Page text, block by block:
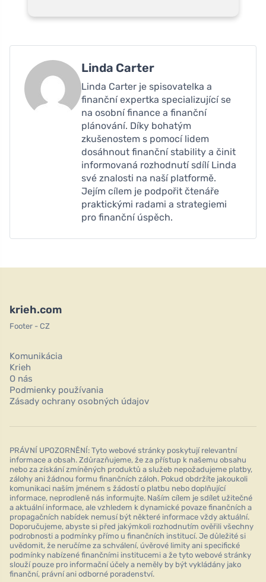
Linda Carter
Linda Carter je spisovatelka a
finanční expertka specializující se
na osobní finance a finanční
plánování. Díky bohatým
zkušenostem s pomocí lidem
dosáhnout finanční stability a činit
informovaná rozhodnutí sdílí Linda
své znalosti na naší platformě.
Jejím cílem je podpořit čtenáře
praktickými radami a strategiemi
pro finanční úspěch.
krieh.com
Footer - CZ
Komunikácia
Krieh
O nás
Podmienky používania
Zásady ochrany osobných údajov
PRÁVNÍ UPOZORNĚNÍ: Tyto webové stránky poskytují relevantní
informace a obsah. Zdůrazňujeme, že za přístup k našemu obsahu
nebo za získání zmíněných produktů a služeb nepožadujeme platby,
zálohy ani žádnou formu finančních záloh. Pokud obdržíte jakoukoli
komunikaci naším jménem s žádostí o platbu nebo doplňující
informace, neprodleně nás informujte. Naším cílem je sdílet užitečné
a aktuální informace, ale vzhledem k dynamické povaze finančních a
propagačních nabídek nemusí být některé informace vždy aktuální.
Doporučujeme, abyste si před jakýmkoli rozhodnutím ověřili všechny
podrobnosti a podmínky přímo u finančních institucí. Je důležité si
uvědomit, že neručíme za schválení, úvěrové limity ani specifické
podmínky nabízené finančními institucemi a že tyto webové stránky
slouží pouze pro informační účely a neměly by být vykládány jako
finanční, právní ani odborné poradenství.